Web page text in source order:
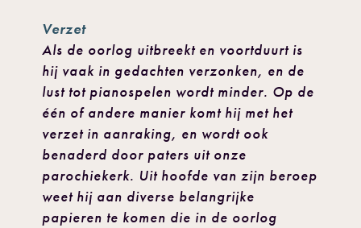
Verzet
Als de oorlog uitbreekt en voortduurt is
hij vaak in gedachten verzonken, en de
lust tot pianospelen wordt minder. Op de
één of andere manier komt hij met het
verzet in aanraking, en wordt ook
benaderd door paters uit onze
parochiekerk. Uit hoofde van zijn beroep
weet hij aan diverse belangrijke
papieren te komen die in de oorlog